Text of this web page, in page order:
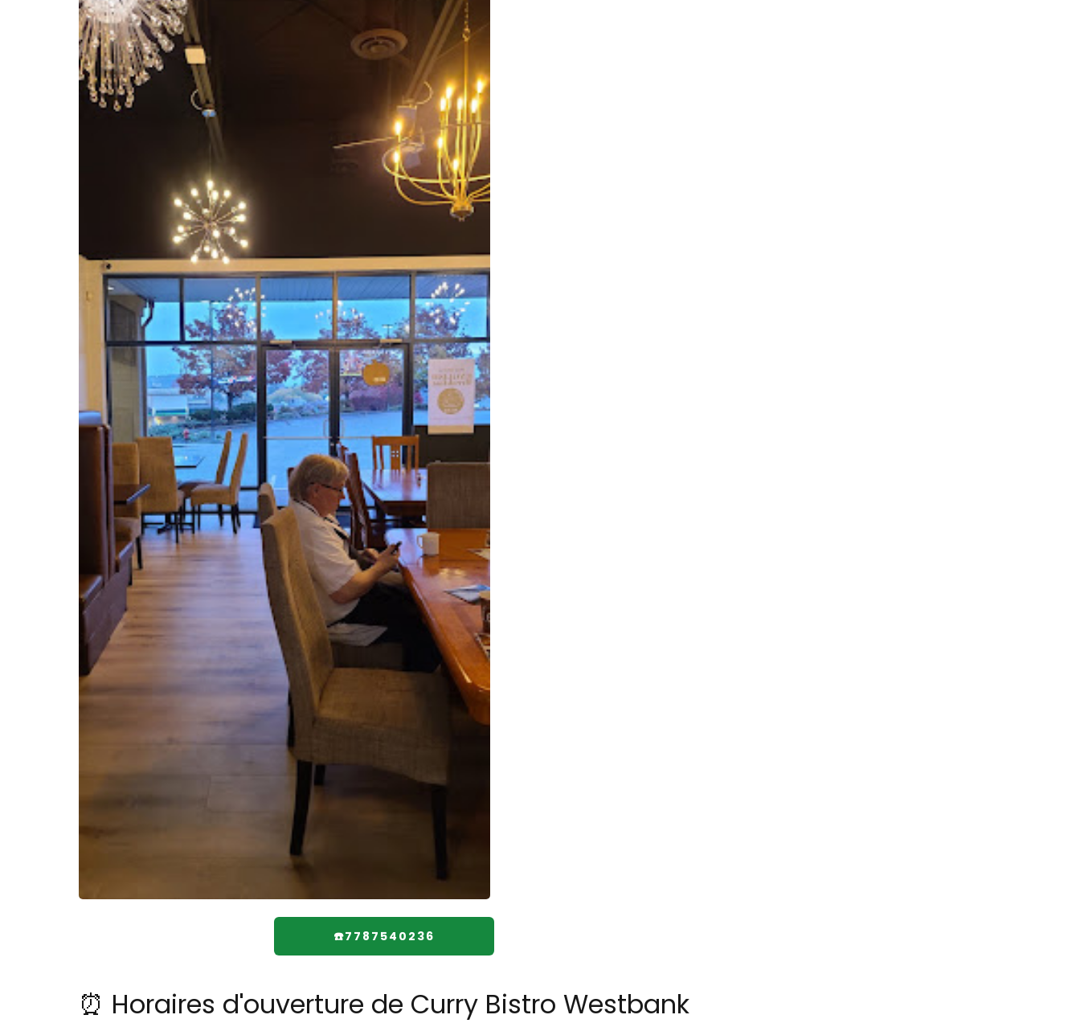
☎️7787540236
⏰ Horaires d'ouverture de Curry Bistro Westbank